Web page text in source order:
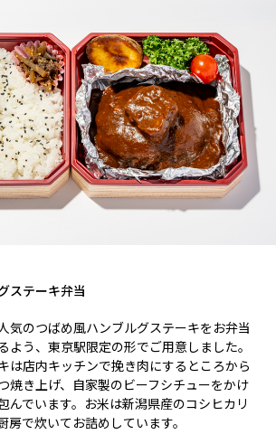
ステーキ弁当
気のつばめ風ハンブルグステーキをお弁当
よう、東京駅限定の形でご用意しました。
は店内キッチンで挽き肉にするところから
焼き上げ、自家製のビーフシチューをかけ
んでいます。お米は新潟県産のコシヒカリ
房で炊いてお詰めしています。